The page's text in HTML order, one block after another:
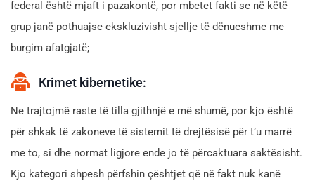
federal është mjaft i pazakontë, por mbetet fakti se në këtë
grup janë pothuajse ekskluzivisht sjellje të dënueshme me
burgim afatgjatë;
Krimet kibernetike:
Ne trajtojmë raste të tilla gjithnjë e më shumë, por kjo është
për shkak të zakoneve të sistemit të drejtësisë për t’u marrë
me to, si dhe normat ligjore ende jo të përcaktuara saktësisht.
Kjo kategori shpesh përfshin çështjet që në fakt nuk kanë